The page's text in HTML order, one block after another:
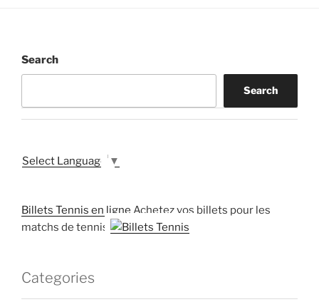
Search
Search
Select Language ▼
Billets Tennis en ligne Achetez vos billets pour les
matchs de tennis
Categories